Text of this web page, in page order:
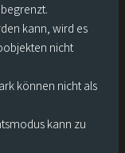
kann, wird es
nicht
können nicht als
kann zu